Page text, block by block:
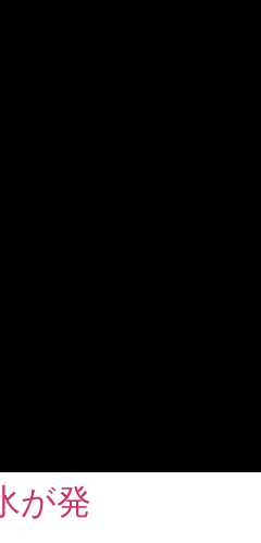
が発